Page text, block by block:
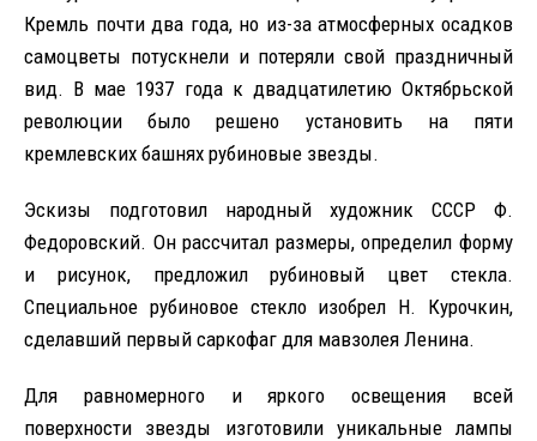
Кремль почти два года, но из-за атмосферных осадков
самоцветы потускнели и потеряли свой праздничный
вид. В мае 1937 года к двадцатилетию Октябрьской
революции было решено установить на пяти
кремлевских башнях рубиновые звезды.
Эскизы подготовил народный художник СССР Ф.
Федоровский. Он рассчитал размеры, определил форму
и рисунок, предложил рубиновый цвет стекла.
Специальное рубиновое стекло изобрел Н. Курочкин,
сделавший первый саркофаг для мавзолея Ленина.
Для равномерного и яркого освещения всей
поверхности звезды изготовили уникальные лампы